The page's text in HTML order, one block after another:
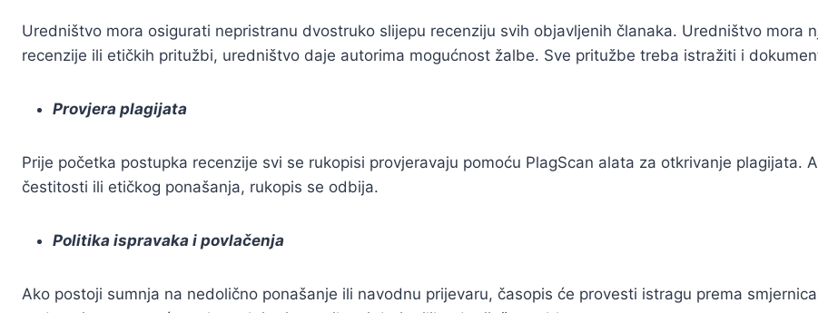
Uredništvo mora osigurati nepristranu dvostruko slijepu recenziju svih objavljenih članaka. Uredništvo mora
recenzije ili etičkih pritužbi, uredništvo daje autorima mogućnost žalbe. Sve pritužbe treba istražiti i
Provjera plagijata
Prije početka postupka recenzije svi se rukopisi provjeravaju pomoću PlagScan alata za otkrivanje plagijata.
čestitosti ili etičkog ponašanja, rukopis se odbija.
Politika ispravaka i povlačenja
Ako postoji sumnja na nedolično ponašanje ili navodnu prijevaru, časopis će provesti istragu prema